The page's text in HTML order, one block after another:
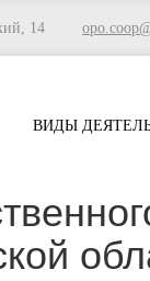
14
ВИДЫ